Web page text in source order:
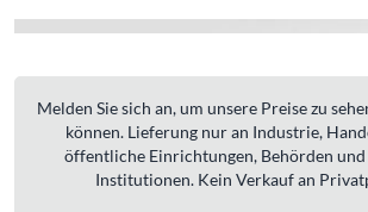
Melden Sie sich an, um unsere Preise zu
können. Lieferung nur an Industrie,
öffentliche Einrichtungen, Behörden
Institutionen. Kein Verkauf an